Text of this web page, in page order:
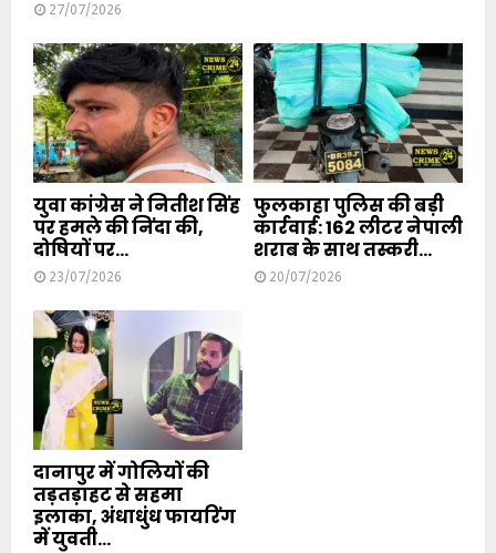
27/07/2026
युवा कांग्रेस ने नितीश सिंह
पर हमले की निंदा की,
दोषियों पर...
23/07/2026
फुलकाहा पुलिस की बड़ी
कार्रवाई: 162 लीटर नेपाली
शराब के साथ तस्करी...
20/07/2026
दानापुर में गोलियों की
तड़तड़ाहट से सहमा
इलाका, अंधाधुंध फायरिंग
में युवती...